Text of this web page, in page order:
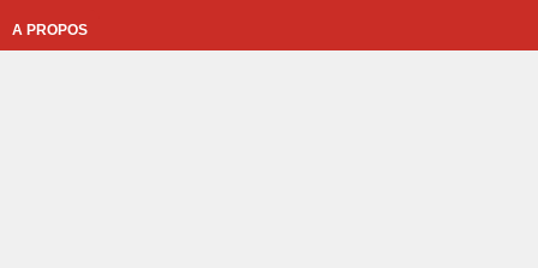
A PROPOS